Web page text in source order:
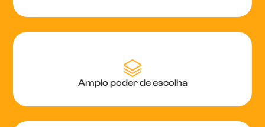
Amplo poder de escolha